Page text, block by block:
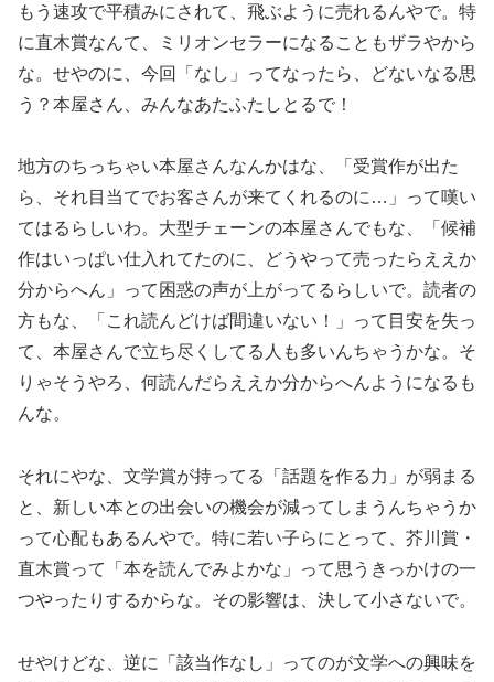
もう速攻で平積みにされて、飛ぶように売れるんやで。特
に直木賞なんて、ミリオンセラーになることもザラやから
な。せやのに、今回「なし」ってなったら、どないなる思
う？本屋さん、みんなあたふたしとるで！
地方のちっちゃい本屋さんなんかはな、「受賞作が出た
ら、それ目当てでお客さんが来てくれるのに…」って嘆い
てはるらしいわ。大型チェーンの本屋さんでもな、「候補
作はいっぱい仕入れてたのに、どうやって売ったらええか
分からへん」って困惑の声が上がってるらしいで。読者の
方もな、「これ読んどけば間違いない！」って目安を失っ
て、本屋さんで立ち尽くしてる人も多いんちゃうかな。そ
りゃそうやろ、何読んだらええか分からへんようになるも
んな。
それにやな、文学賞が持ってる「話題を作る力」が弱まる
と、新しい本との出会いの機会が減ってしまうんちゃうか
って心配もあるんやで。特に若い子らにとって、芥川賞・
直木賞って「本を読んでみよかな」って思うきっかけの一
つやったりするからな。その影響は、決して小さないで。
せやけどな、逆に「該当作なし」ってのが文学への興味を